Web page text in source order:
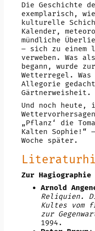
Die Geschichte
exemplarisch,
kulturelle
Kalender,
mündliche
– sich zu einem
verweben. Was
begann, wurde
Wetterregel.
Allegorie
Gärtnerweisheit.
Und noch
„Pflanz‘ die
Kalten Sophie!“
Woche später.
Zur
Arnold
Reliquien.
Kultes vom
zur
1994.